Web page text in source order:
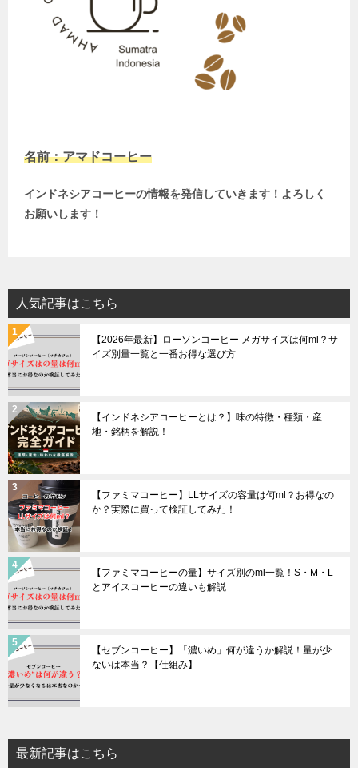
名前：アマドコーヒー
インドネシアコーヒーの情報を発信していきます！よろしく
お願いします！
人気記事はこちら
【2026年最新】ローソンコーヒー メガサイズは何ml？サ
イズ別量一覧と一番お得な選び方
【インドネシアコーヒーとは？】味の特徴・種類・産
地・銘柄を解説！
【ファミマコーヒー】LLサイズの容量は何ml？お得なの
か？実際に買って検証してみた！
【ファミマコーヒーの量】サイズ別のml一覧！S・M・L
とアイスコーヒーの違いも解説
【セブンコーヒー】「濃いめ」何が違うか解説！量が少
ないは本当？【仕組み】
最新記事はこちら